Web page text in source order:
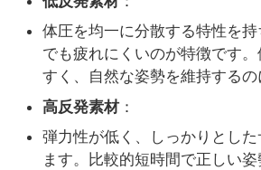
体圧を均一に分散する特性を
でも疲れにくいのが特徴です
すく、自然な姿勢を維持するの
高反発素材：
弾力性が低く、しっかりとし
ます。比較的短時間で正しい